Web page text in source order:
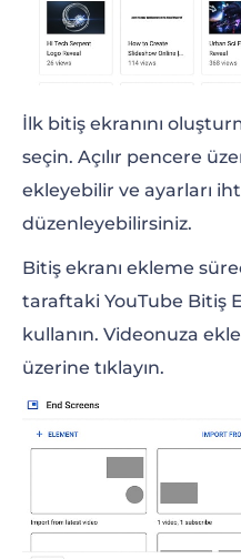
İlk bitiş ekranını
seçin. Açılır pencere
ekleyebilir ve ayarları
düzenleyebilirsiniz.
Bitiş ekranı ekleme
taraftaki YouTube Bitiş
kullanın. Videonuza
üzerine tıklayın.